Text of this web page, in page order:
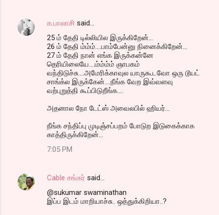
க.பாலாசி said…
25 ம் தேதி டில்லியில இருக்கிறேன்...
26 ம் தேதி ம்ம்ம்....பாம்பேன்னு நினைக்கிறேன்...
27 ம் தேதி நான் எங்க இருக்கன்னே
தெரியிலையே....ம்ம்ம்ம் ஞாபகம்
வந்திடுச்சு....அமேரிக்காவுல யாருகூடவோ ஒரு டூயட்
சாங்க்ல இருக்கேன்....நீங்க வேற இவ்வளவு
வற்புறுத்தி கூப்பிடுறீங்க....
அதனால நோ டேட்ஸ் அவைலபில் ஹியர்...
நீங்க சந்திப்பு முடிஞ்சப்பறம் போடுற இடுகைக்காக
காத்திருக்கிறேன்...
7:05 PM
Cable சங்கர் said…
@sukumar swaminathan
இப்ப இடம் மாறியாச்சு.. ஒத்துக்கிறியா..?